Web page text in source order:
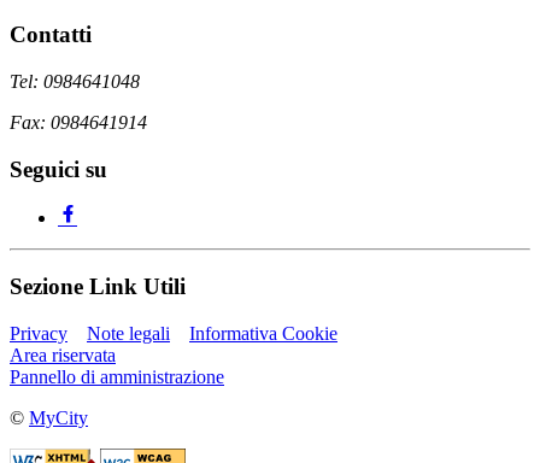
Contatti
Tel: 0984641048
Fax: 0984641914
Seguici su
Sezione Link Utili
Privacy Note legali
Informativa Cookie
Area riservata
Pannello di amministrazione
© MyCity